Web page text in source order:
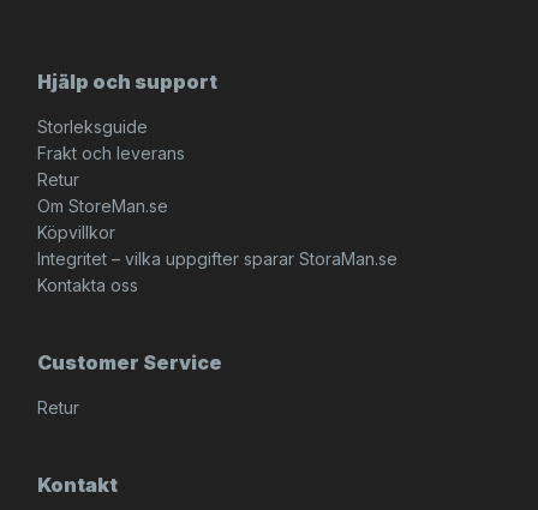
Hjälp och support
Storleksguide
Frakt och leverans
Retur
Om StoreMan.se
Köpvillkor
Integritet – vilka uppgifter sparar StoraMan.se
Kontakta oss
Customer Service
Retur
Kontakt